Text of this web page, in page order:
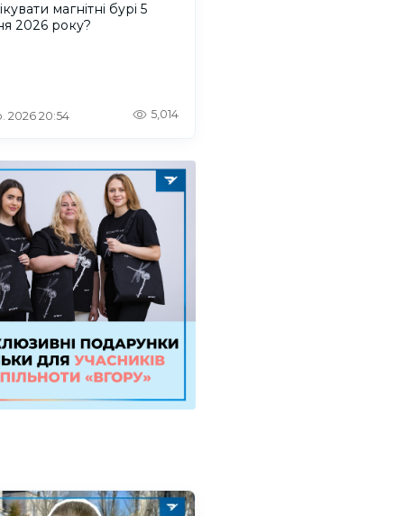
магнітні бурі 5
2026 року?
2026 20:54 5,014